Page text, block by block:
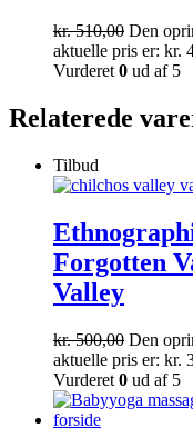
kr.510,00 Den
aktuelle pris er: kr.
Vurderet 0 ud af 5
Relaterede
Tilbud
Forgotten
Valley
kr.500,00 Den
aktuelle pris er: kr.
Vurderet 0 ud af 5